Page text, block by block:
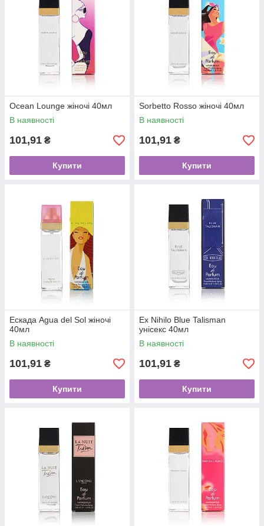
Ocean Lounge жіночі 40мл
В наявності
101,91 ₴
Купити
Sorbetto Rosso жіночі 40мл
В наявності
101,91 ₴
Купити
Ескада Agua del Sol жіночі
40мл
В наявності
101,91 ₴
Купити
Ex Nihilo Blue Talisman
унісекс 40мл
В наявності
101,91 ₴
Купити